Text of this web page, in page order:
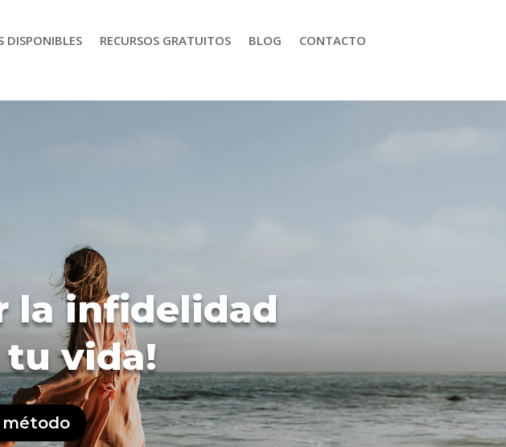
DISPONIBLES RECURSOS GRATUITOS BLOG CONTACTO
la infidelidad
tu vida!
método